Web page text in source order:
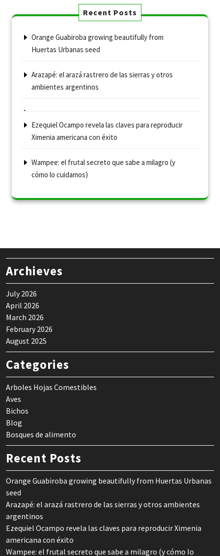
Recent Posts
Orange Guabiroba growing beautifully from
Huertas Urbanas seed
Arazapé: el arazá rastrero de las sierras y otros
ambientes argentinos
Ezequiel Ocampo revela las claves para reproducir
Ximenia americana con éxito
Wampee: el frutal secreto que sabe a milagro (y
cómo lo cuidamos)
Archieves
July 2026
April 2026
March 2026
February 2026
August 2025
Categories
Arboles Hojas Comestibles
Aves
Bichos
Blog
Bosques de alimento
Recent Posts
Orange Guabiroba growing beautifully from Huertas Urbanas
seed
Arazapé: el arazá rastrero de las sierras y otros ambientes
argentinos
Ezequiel Ocampo revela las claves para reproducir Ximenia
americana con éxito
Wampee: el frutal secreto que sabe a milagro (y cómo lo